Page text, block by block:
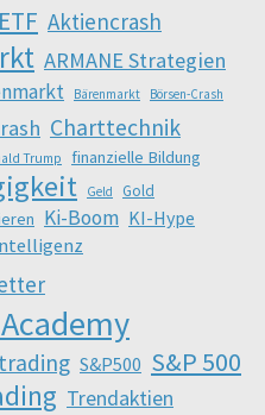
Aktiencrash
ARMANE Strategien
Bärenmarkt Börsen-Crash
Charttechnik
Trump finanzielle Bildung
Geld Gold
Ki-Boom KI-Hype
S&P500 S&P 500
Trendaktien